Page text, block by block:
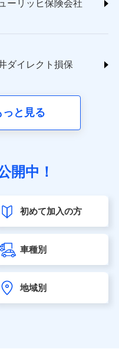
)
社
neofirst.co.jp/）
www.taiju-life.co.jp）
株式会社
）
ーリッヒ保険会社
ダイレクト損保
っと見る
開中！
初めて加入の方
車種別
地域別